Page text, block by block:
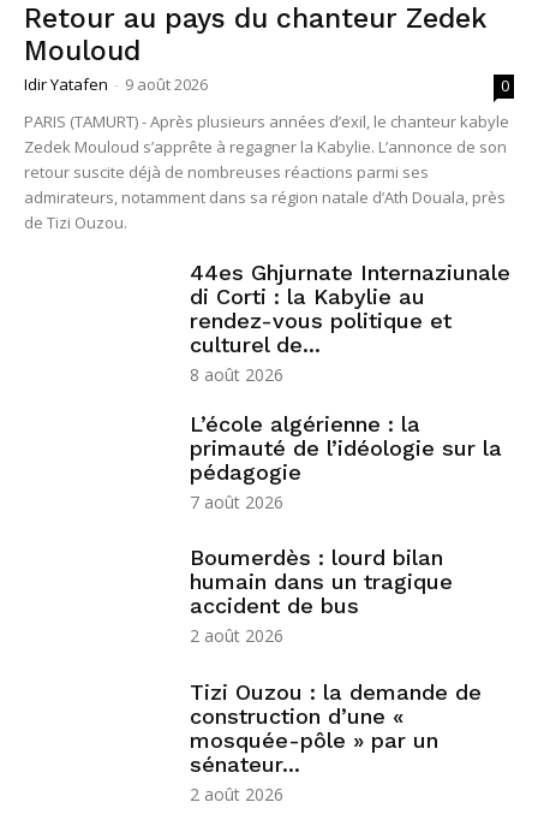
Retour au pays du chanteur Zedek
Mouloud
Idir Yatafen - 9 août 2026
0
PARIS (TAMURT) - Après plusieurs années d’exil, le chanteur kabyle
Zedek Mouloud s’apprête à regagner la Kabylie. L’annonce de son
retour suscite déjà de nombreuses réactions parmi ses
admirateurs, notamment dans sa région natale d’Ath Douala, près
de Tizi Ouzou.
44es Ghjurnate Internaziunale
di Corti : la Kabylie au
rendez-vous politique et
culturel de...
8 août 2026
L’école algérienne : la
primauté de l’idéologie sur la
pédagogie
7 août 2026
Boumerdès : lourd bilan
humain dans un tragique
accident de bus
2 août 2026
Tizi Ouzou : la demande de
construction d’une «
mosquée-pôle » par un
sénateur...
2 août 2026